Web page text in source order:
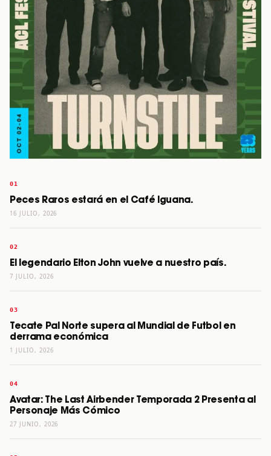
Peces Raros estará en el Café Iguana.
16 JULIO, 2026
El legendario Elton John vuelve a nuestro país.
7 JULIO, 2026
Tecate Pal Norte supera al Mundial de Futbol en
derrama económica
1 JULIO, 2026
Avatar: The Last Airbender Temporada 2 Presenta al
Personaje Más Cómico
27 JUNIO, 2026